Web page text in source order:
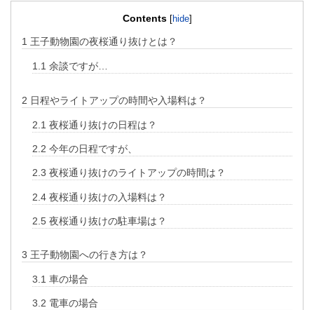
Contents [hide]
1 王子動物園の夜桜通り抜けとは？
1.1 余談ですが…
2 日程やライトアップの時間や入場料は？
2.1 夜桜通り抜けの日程は？
2.2 今年の日程ですが、
2.3 夜桜通り抜けのライトアップの時間は？
2.4 夜桜通り抜けの入場料は？
2.5 夜桜通り抜けの駐車場は？
3 王子動物園への行き方は？
3.1 車の場合
3.2 電車の場合